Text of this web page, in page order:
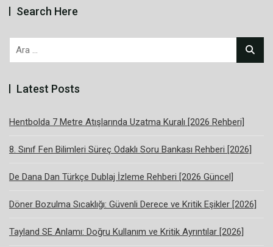
Search Here
Arama:
Latest Posts
Hentbolda 7 Metre Atışlarında Uzatma Kuralı [2026 Rehberi]
8. Sınıf Fen Bilimleri Süreç Odaklı Soru Bankası Rehberi [2026]
De Dana Dan Türkçe Dublaj İzleme Rehberi [2026 Güncel]
Döner Bozulma Sıcaklığı: Güvenli Derece ve Kritik Eşikler [2026]
Tayland SE Anlamı: Doğru Kullanım ve Kritik Ayrıntılar [2026]